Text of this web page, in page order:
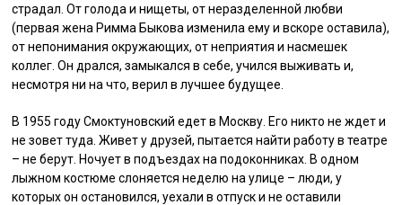
страдал. От голода и нищеты, от неразделенной любви
(первая жена Римма Быкова изменила ему и вскоре оставила),
от непонимания окружающих, от неприятия и насмешек
коллег. Он дрался, замыкался в себе, учился выживать и,
несмотря ни на что, верил в лучшее будущее.
В 1955 году Смоктуновский едет в Москву. Его никто не ждет и
не зовет туда. Живет у друзей, пытается найти работу в театре
– не берут. Ночует в подъездах на подоконниках. В одном
лыжном костюме слоняется неделю на улице – люди, у
которых он остановился, уехали в отпуск и не оставили